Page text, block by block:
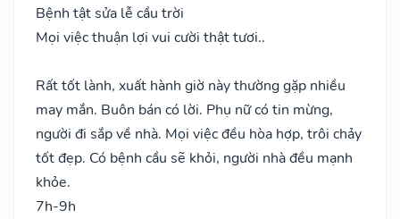
Bệnh tật sửa lễ cầu trời
Mọi việc thuận lợi vui cười thật tươi..
Rất tốt lành, xuất hành giờ này thường gặp nhiều
may mắn. Buôn bán có lời. Phụ nữ có tin mừng,
người đi sắp về nhà. Mọi việc đều hòa hợp, trôi chảy
tốt đẹp. Có bệnh cầu sẽ khỏi, người nhà đều mạnh
khỏe.
7h-9h